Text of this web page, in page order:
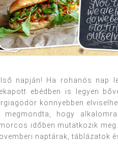
napján! Ha rohanós nap
ebédben is legyen
könnyebben
hogy
időben mutatkozik
naptárak, táblázatok